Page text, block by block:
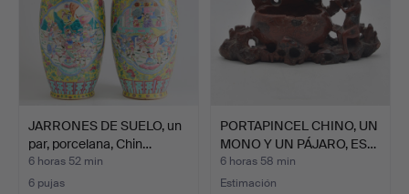
JARRONES DE SUELO, un
par, porcelana, Chin…
6 horas 52 min
6 pujas
PORTAPINCEL CHINO, UN
MONO Y UN PÁJARO, ES…
6 horas 58 min
Estimación